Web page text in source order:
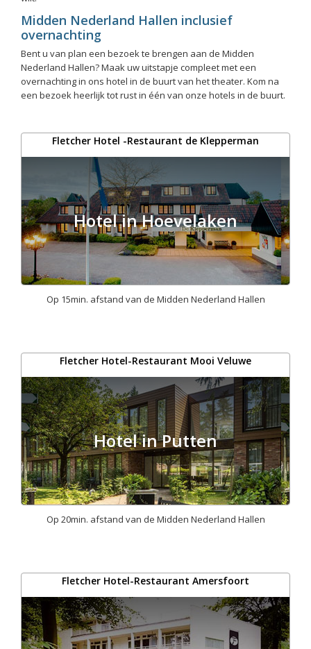
Midden Nederland Hallen inclusief
overnachting
Bent u van plan een bezoek te brengen aan de Midden
Nederland Hallen? Maak uw uitstapje compleet met een
overnachting in ons hotel in de buurt van het theater. Kom na
een bezoek heerlijk tot rust in één van onze hotels in de buurt.
Fletcher Hotel -Restaurant de Klepperman
Hotel in Hoevelaken
Op 15min. afstand van de Midden Nederland Hallen
Fletcher Hotel-Restaurant Mooi Veluwe
Hotel in Putten
Op 20min. afstand van de Midden Nederland Hallen
Fletcher Hotel-Restaurant Amersfoort